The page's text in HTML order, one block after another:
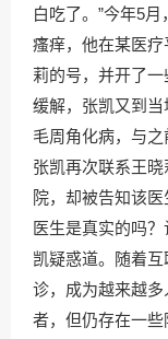
白吃了。”今年5
瘙痒，他在某医
莉的号，并开了
缓解，张凯又到
毛周角化病，与之
张凯再次联系王
院，却被告知该
医生是真实的吗
凯疑惑道。随着
诊，成为越来越
者，但仍存在一